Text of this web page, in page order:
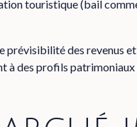
touristique (bail
prévisibilité des revenus
à des profils